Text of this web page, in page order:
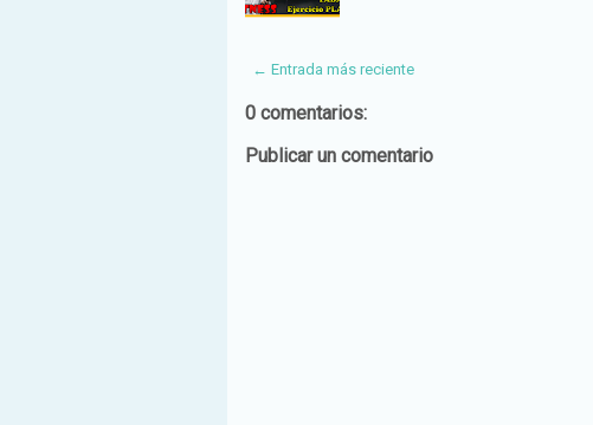
← Entrada más reciente
0 comentarios:
Publicar un comentario